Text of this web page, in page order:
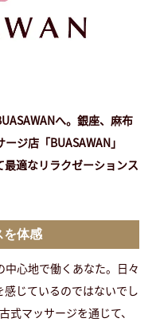
へ。銀座、麻布
ジ店「BUASAWAN」
適なリラクゼーションス
を体感
心地で働くあなた。日々
じているのではないでし
式マッサージを通じて、